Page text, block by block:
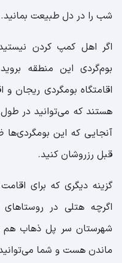
شب را در دل طبیعت بمانید.
اگر اهل کمپ کردن
بوم‌گردی این منطقه
اقامتگاه بومگردی ریجان و
هستند که می‌توانید در طول
آنجایی که این
قبل رزروشان کنید.
گزینه دیگری که برای
اگرچه هتلی در روستاهای
شهرستان سر پل ذهاب هم
ماندن هست و شما